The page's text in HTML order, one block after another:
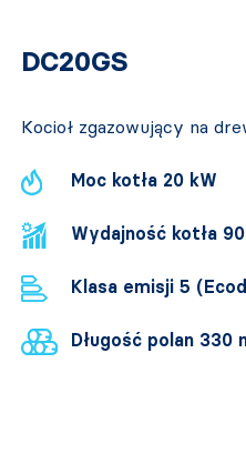
DC20GS
Kocioł zgazowujący na
Moc kotła 20 kW
Wydajność kotła
Klasa emisji 5
Długość polan 330